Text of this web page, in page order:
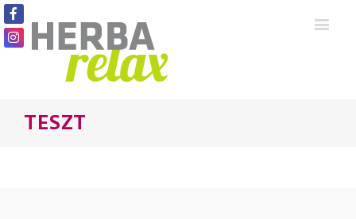
TESZT